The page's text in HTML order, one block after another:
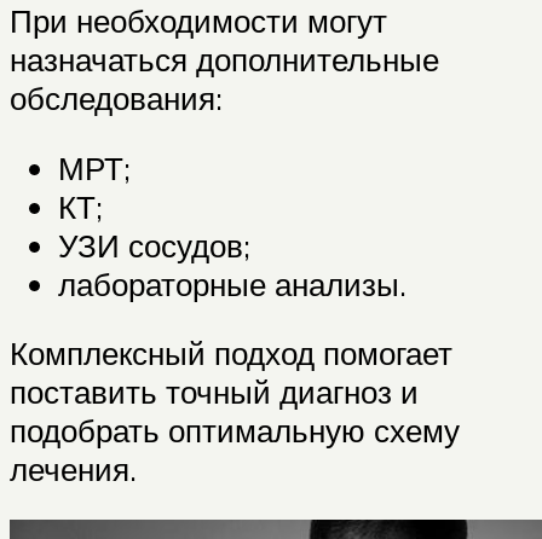
При необходимости могут
назначаться дополнительные
обследования:
МРТ;
КТ;
УЗИ сосудов;
лабораторные анализы.
Комплексный подход помогает
поставить точный диагноз и
подобрать оптимальную схему
лечения.